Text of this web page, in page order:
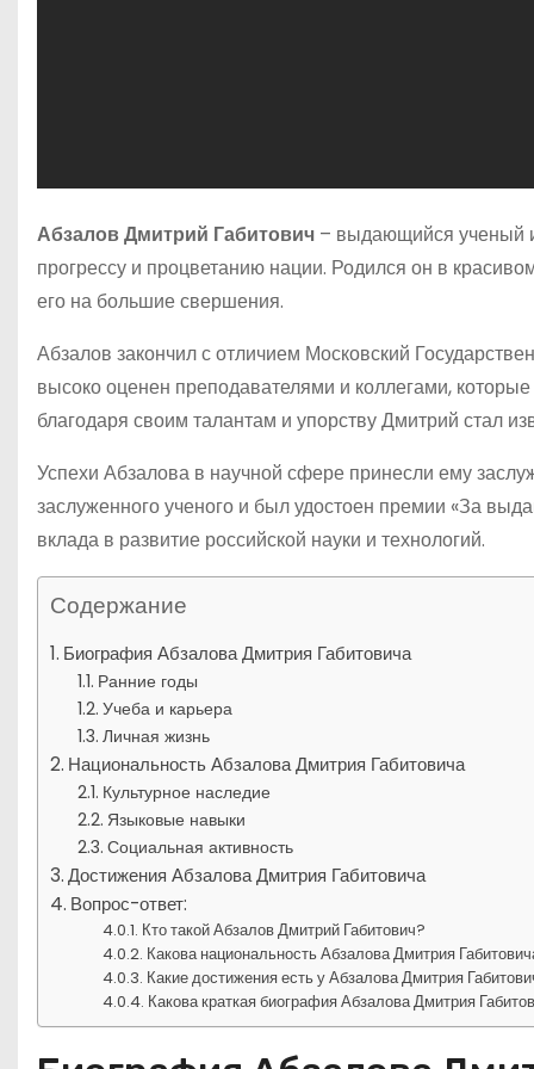
Абзалов Дмитрий Габитович – выдающийся ученый
прогрессу и процветанию нации. Родился он в
его на большие свершения.
Абзалов закончил с отличием Московский
высоко оценен преподавателями и коллегами,
благодаря своим талантам и упорству Дмитрий стал
Успехи Абзалова в научной сфере принесли ему
заслуженного ученого и был удостоен премии «За
вклада в развитие российской науки и технологий.
Содержание
Биография Абзалова Дмитрия Габитовича
Ранние годы
Учеба и карьера
Личная жизнь
Национальность Абзалова Дмитрия Габитовича
Культурное наследие
Языковые навыки
Социальная активность
Достижения Абзалова Дмитрия Габитовича
Вопрос-ответ:
Кто такой Абзалов Дмитрий Габитович?
Какова национальность Абзалова Дмитрия
Какие достижения есть у Абзалова Дмитрия
Какова краткая биография Абзалова Дмитрия